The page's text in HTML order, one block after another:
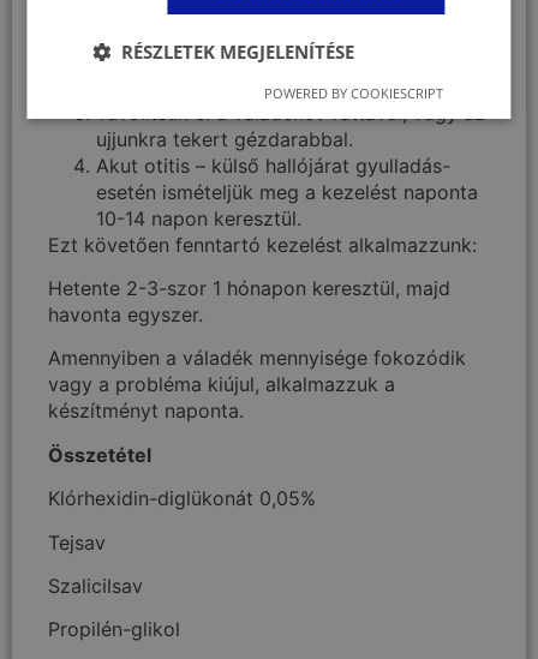
Masszírozzuk a fül tövét, így elősegítjük a
váladék eltávolítását.
ujjunkra tekert gézdarabbal.
Akut otitis – külső hallójárat gyulladás-
esetén ismételjük meg a kezelést naponta
10-14 napon keresztül.
Ezt követően fenntartó kezelést alkalmazzunk:
Hetente 2-3-szor 1 hónapon keresztül, majd
havonta egyszer.
Amennyiben a váladék mennyisége fokozódik
vagy a probléma kiújul, alkalmazzuk a
készítményt naponta.
Összetétel
Klórhexidin-diglükonát 0,05%
Tejsav
Szalicilsav
Propilén-glikol
RÉSZLETEK MEGJELENÍTÉSE
POWERED BY COOKIESCRIPT